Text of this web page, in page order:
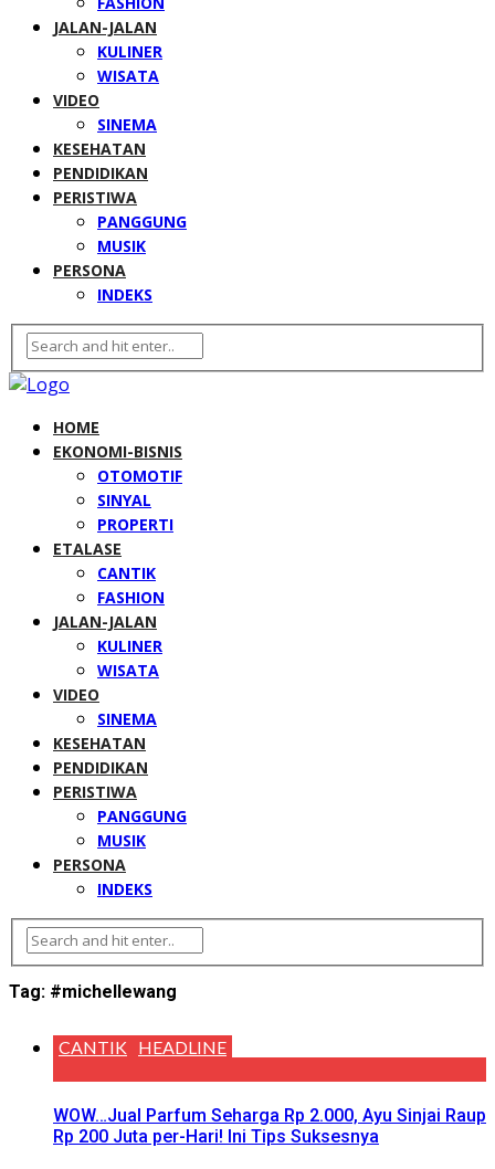
JALAN-JALAN
KULINER
WISATA
VIDEO
SINEMA
KESEHATAN
PENDIDIKAN
PERISTIWA
PANGGUNG
MUSIK
PERSONA
INDEKS
HOME
EKONOMI-BISNIS
OTOMOTIF
SINYAL
PROPERTI
ETALASE
CANTIK
FASHION
JALAN-JALAN
KULINER
WISATA
VIDEO
SINEMA
KESEHATAN
PENDIDIKAN
PERISTIWA
PANGGUNG
MUSIK
PERSONA
INDEKS
Tag: #michellewang
CANTIK HEADLINE
WOW…Jual Parfum Seharga Rp 2.000, Ayu Sinjai Raup
Rp 200 Juta per-Hari! Ini Tips Suksesnya